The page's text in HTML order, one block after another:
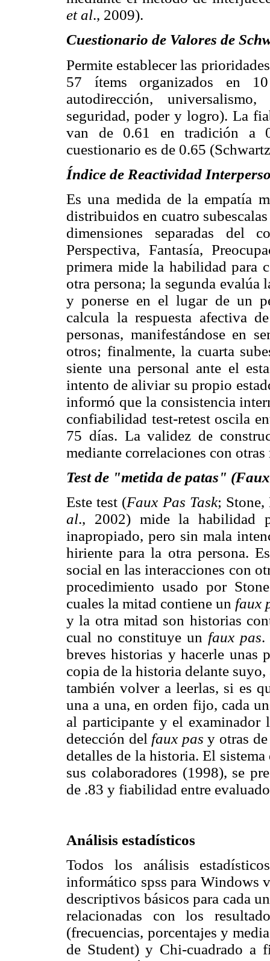
et al., 2009).
Cuestionario de Valores de
Permite establecer las
57 ítems organizados en 10
autodirección,
seguridad, poder y logro). La
van de 0.61 en tradición a
cuestionario es de 0.65
Índice de Reactividad
Es una medida de la empatía
distribuidos en cuatro
dimensiones separadas del
Perspectiva, Fantasía,
primera mide la habilidad para
otra persona; la segunda
y ponerse en el lugar de un
calcula la respuesta afectiva
personas, manifestándose en
otros; finalmente, la cuarta
siente una personal ante el
intento de aliviar su propio
informó que la consistencia
confiabilidad test-retest oscila
75 días. La validez de
mediante correlaciones con
Test de "metida de patas"
Este test (Faux Pas Task;
al., 2002) mide la habilidad
inapropiado, pero sin mala
hiriente para la otra persona.
social en las interacciones con
procedimiento usado por
cuales la mitad contiene un faux
y la otra mitad son historias
cual no constituye un faux pas.
breves historias y hacerle unas
copia de la historia delante
también volver a leerlas, si es
una a una, en orden fijo, cada
al participante y el examinador
detección del faux pas y otras
detalles de la historia. El
sus colaboradores (1998), se
de .83 y fiabilidad entre
Análisis estadísticos
Todos los análisis
informático spss para Windows
descriptivos básicos para cada
relacionadas con los
(frecuencias, porcentajes y
de Student) y Chi-cuadrado a